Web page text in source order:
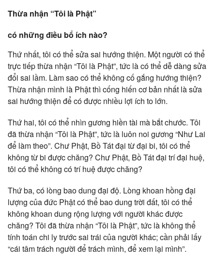
Thừa nhận “Tôi là Phật”
có những điều bổ ích nào?
Thứ nhất, tôi có thể sửa sai hướng thiện. Một người có thể
trực tiếp thừa nhận “Tôi là Phật”, tức là có thể dễ dàng sửa
đổi sai lầm. Làm sao có thể không cố gắng hướng thiện?
Thừa nhận mình là Phật thì cống hiến cơ bản nhất là sửa
sai hướng thiện để có được nhiều lợi ích to lớn.
Thứ hai, tôi có thể nhìn gương hiền tài mà bắt chước. Tôi
đã thừa nhận “Tôi là Phật”, tức là luôn noi gương “Như Lai
để làm theo”. Chư Phật, Bồ Tát đại từ đại bi, tôi có thể
không từ bi được chăng? Chư Phật, Bồ Tát đại trí đại huệ,
tôi có thể không có trí huệ được chăng?
Thứ ba, có lòng bao dung đại độ. Lòng khoan hồng đại
lượng của đức Phật có thể bao dung trời đất, tôi có thể
không khoan dung rộng lượng với người khác được
chăng? Tôi đã thừa nhận “Tôi là Phật”, tức là không thể
tính toán chi ly trước sai trái của người khác; cần phải lấy
“cái tâm trách người để trách mình, để xem lại mình”.